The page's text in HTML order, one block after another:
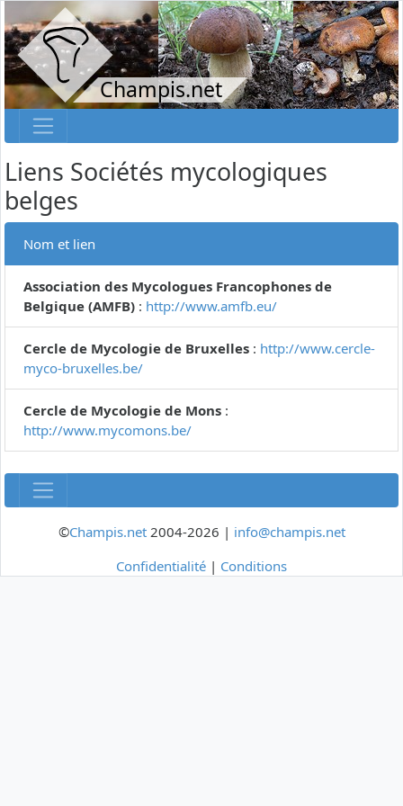
Champis.net
Liens Sociétés mycologiques
belges
Nom et lien
Association des Mycologues Francophones de
Belgique (AMFB) : http://www.amfb.eu/
Cercle de Mycologie de Bruxelles : http://www.cercle-
myco-bruxelles.be/
Cercle de Mycologie de Mons :
http://www.mycomons.be/
©Champis.net2004-2026 | info@champis.net
Confidentialité | Conditions